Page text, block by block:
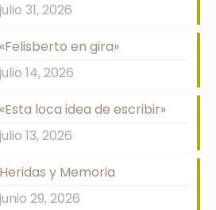
julio 31, 2026
«Felisberto en gira»
julio 14, 2026
«Esta loca idea de escribir»
julio 13, 2026
Heridas y Memoria
junio 29, 2026